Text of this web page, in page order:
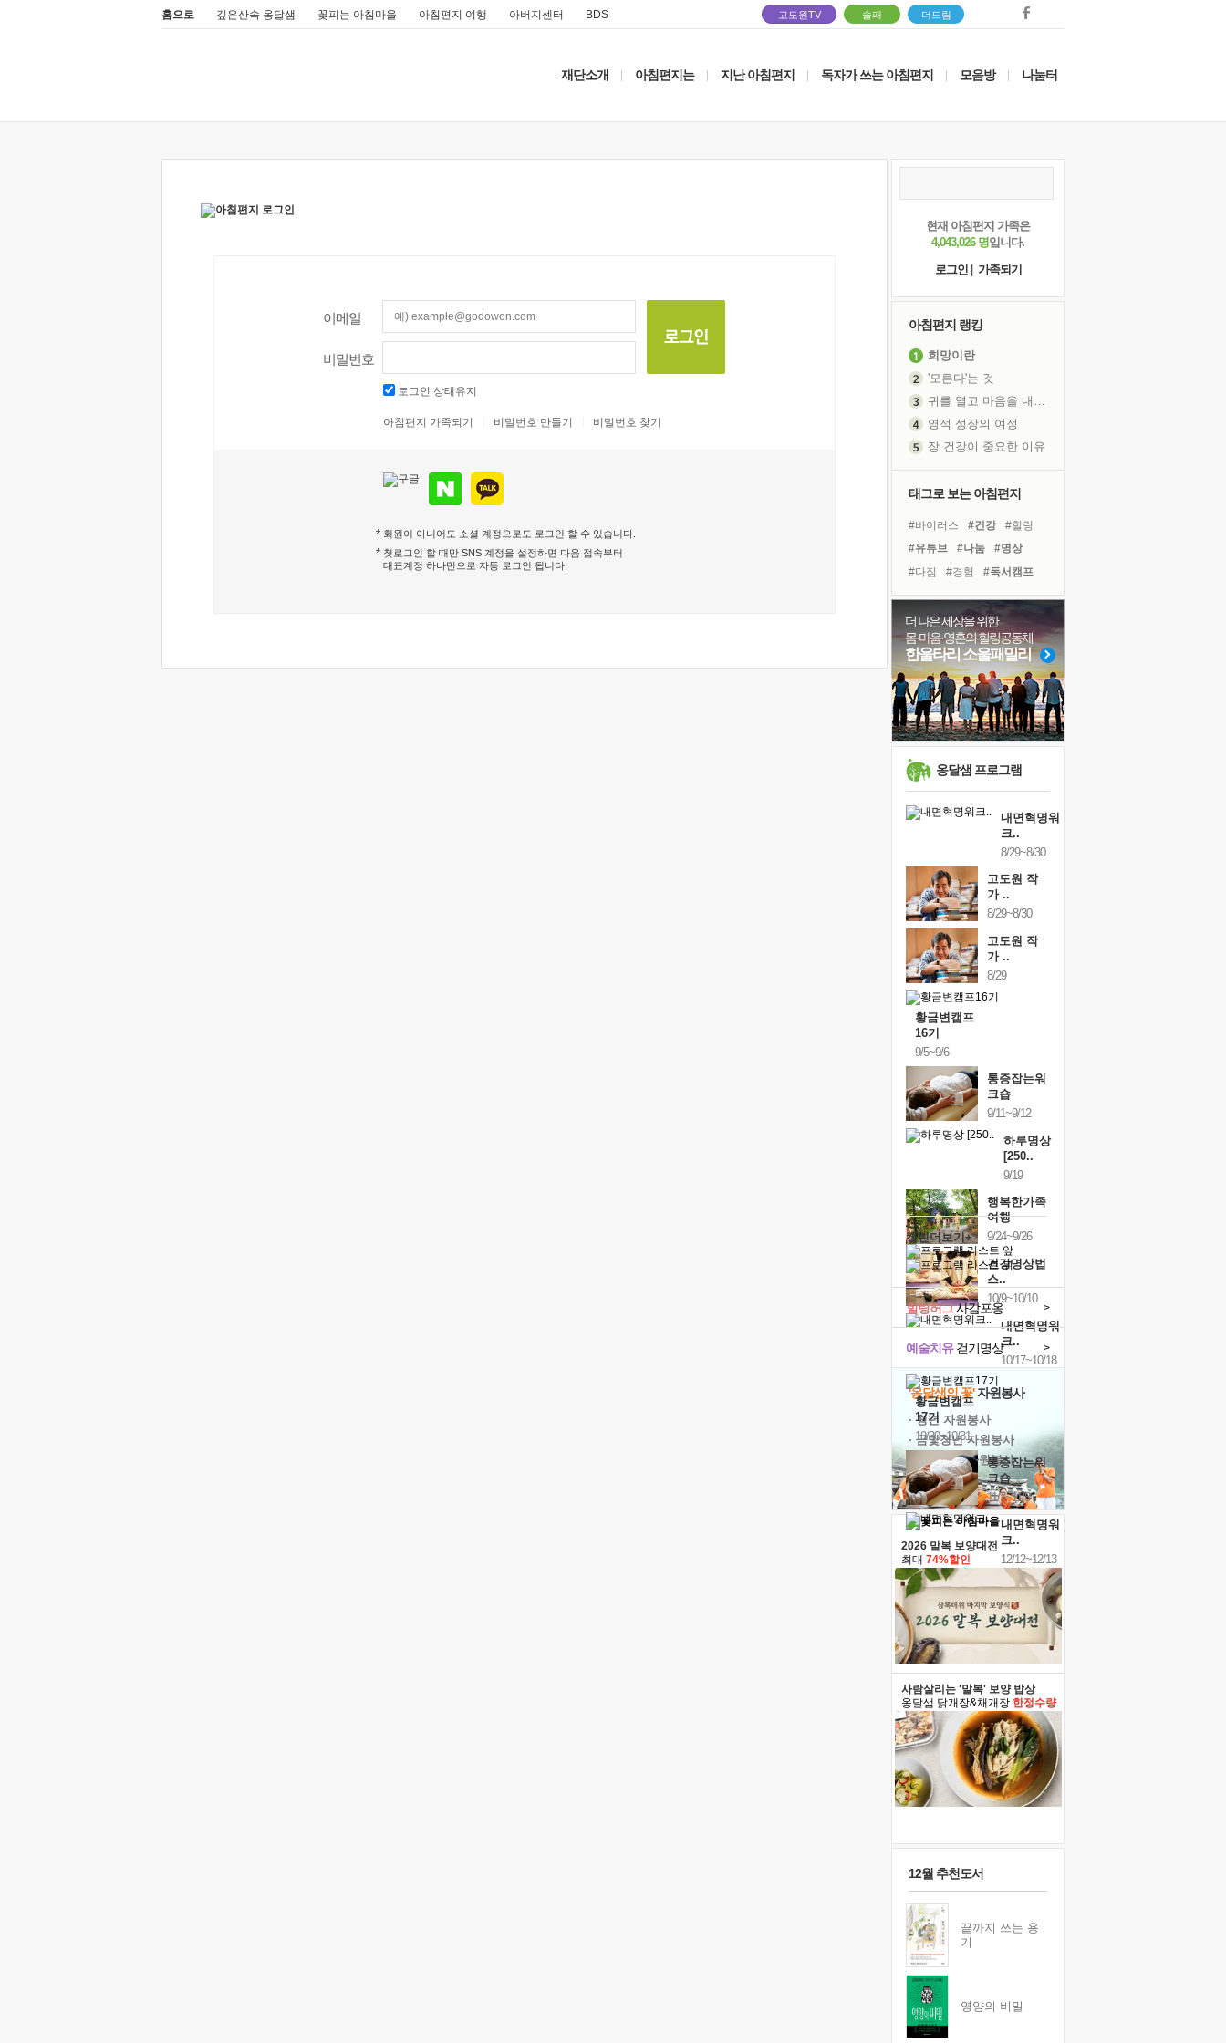
홈으로 깊은산속 옹달샘 꽃피는 아침마을 아침편지 여행 아버지센터 BDS 고도원TV 솔패 더드림
재단소개 아침편지는 지난 아침편지 독자가 쓰는 아침편지 모음방 나눔터
이메일
비밀번호
로그인 상태유지
아침편지 가족되기 비밀번호 만들기 비밀번호 찾기
회원이 아니어도 소셜 계정으로도 로그인 할 수 있습니다.
첫로그인 할 때만 SNS 계정을 설정하면 다음 접속부터
대표계정 하나만으로 자동 로그인 됩니다
현재 아침편지 가족은
4,043,026 명입니다.
로그인
가족되기
아침편지 랭킹
희망이란
'모른다'는 것
귀를 열고 마음을 내어주고
영적 성장의 여정
장 건강이 중요한 이유
꿈이 실제가 되는 것
'말 타는 법'을 먼저
졸업식 사진을 보며
극심한 변비, 어깨결림, 수면 장애
아픈 아버지를 위한 공간 설계
슬럼프
보고 싶은 어머니
유년 시절의 부산 영도 바다
못된 꼰대들
태그로 보는 아침편지
#바이러스 #건강
#힐링
#유튜브
#나눔
#명상
#다짐
#경험
#독서캠프
#위기
#친구
#링컨학교
#도움
#사람
#비전캠프
#리더
#희망
#면역력
#선택
#아이들
더 나은 세상을 위한
몸·마음·영혼의 힐링공동체
한울타리 소울패밀리
옹달샘 프로그램
내면혁명워
크..
8/29~8/30
고도원 작
가 ..
8/29~8/30
고도원 작
가 ..
8/29
황금변캠프
16기
9/5~9/6
통증잡는워
크숍
9/11~9/12
하루명상
[250..
9/19
행복한가족
여행
9/24~9/26
건강명상법
스..
10/9~10/10
내면혁명워
크..
10/17~10/18
황금변캠프
17기
10/30~10/31
통증잡는워
크숍
11/7~11/8
내면혁명워
크..
12/12~12/13
캘린더보기+
예술치유걷기명상 >
힐링허그사감포옹 >
'옹달샘의 꽃'자원봉사
· 청년 자원봉사
· 금빛청년 자원봉사
· 음식연구 자원봉사
2026 말복 보양대전
최대 74%할인
사람살리는 '말복' 보양 밥상
옹달샘 닭개장&채개장 한정수량
12월 추천도서
끝까지 쓰는 용
기
영양의 비밀